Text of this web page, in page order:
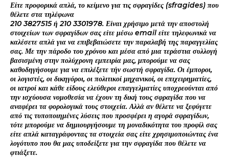
Είτε προφορικά απλά, το κείμενο για τις σφραγίδες (sfragides) που
θέλετε στα τηλέφωνα
210 3827515 ή 210 3301978. Είναι χρήσιμο μετά την αποστολή
στοιχείων των σφραγίδων σας είτε μέσω email είτε τηλεφωνικά να
καλέσετε απλά για να επιβεβαιώσετε την παραλαβή της παραγγελίας
σας. Με την πάροδο του χρόνου και μέσα από μια τεράστια συλλογή
βασισμένη στην πολύχρονη εμπειρία μας, μπορούμε να σας
καθοδηγήσουμε για να επιλέξετε τήν σωστή σφραγίδα. Οι έμποροι,
οι λογιστές, οι δικηγόροι, οι πολιτικοί μηχανικοί, οι επιχειρηματίες,
οι ιατροί και κάθε είδους ελεύθεροι επαγγελματίες υποχρεούνται από
την ισχύουσα νομοθεσία να έχουν τη δική τους σφραγίδα που να
αναφέρει τα φορολογικά τους στοιχεία. Αλλά αν θέλετε να ξεφύγετε
από τις τυποποιημένες λύσεις που προσφέρει η αγορά σφραγίδων,
τότε μπορούμε να δημιουργήσουμε τη μοναδικότητα του προφίλ σας
είτε απλά καταγράφοντας τα στοιχεία σας είτε χρησιμοποιώντας ένα
λογότυπο που θα μας υποδείξετε για την σφραγίδα που θέλετε να
φτιάξετε.